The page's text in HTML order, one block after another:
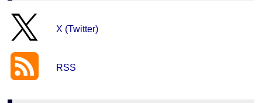
X (Twitter)
RSS